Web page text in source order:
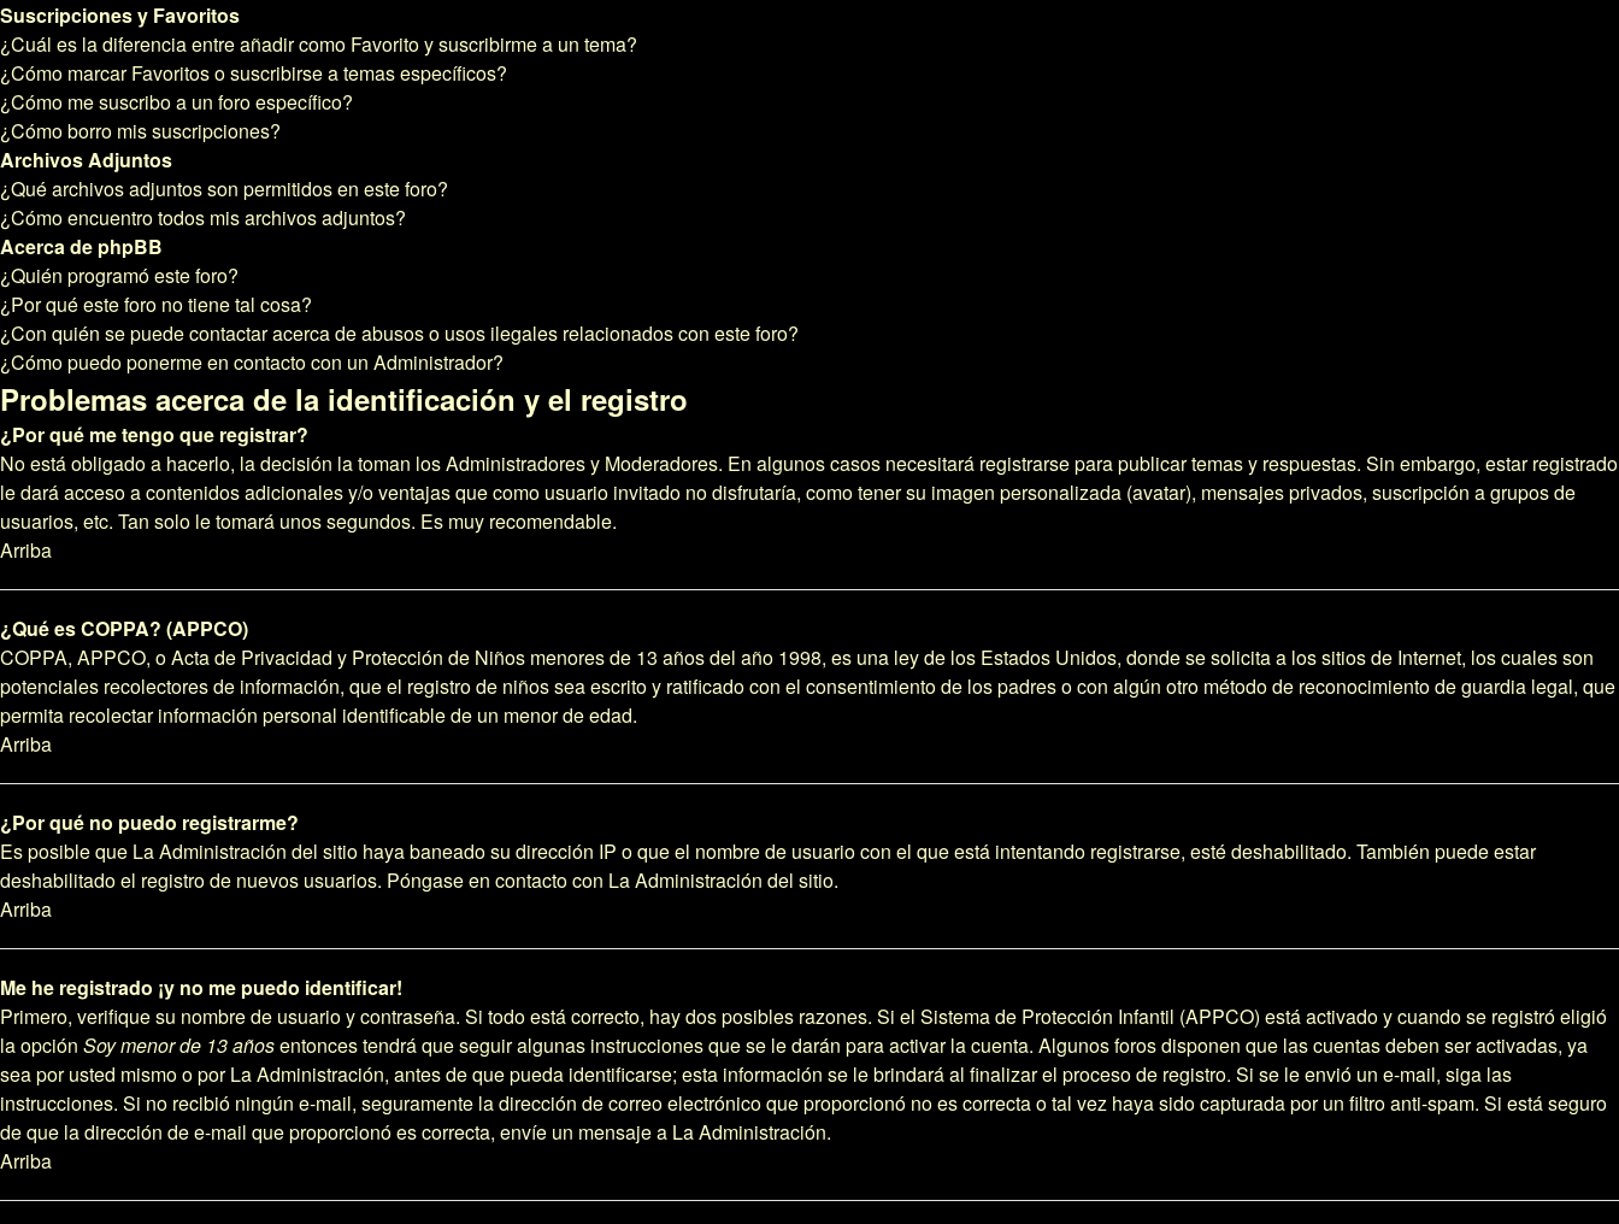
Suscripciones y Favoritos
¿Cuál es la diferencia entre añadir como Favorito y suscribirme a un tema?
¿Cómo marcar Favoritos o suscribirse a temas específicos?
¿Cómo me suscribo a un foro específico?
¿Cómo borro mis suscripciones?
Archivos Adjuntos
¿Qué archivos adjuntos son permitidos en este foro?
¿Cómo encuentro todos mis archivos adjuntos?
Acerca de phpBB
¿Quién programó este foro?
¿Por qué este foro no tiene tal cosa?
¿Con quién se puede contactar acerca de abusos o usos ilegales relacionados con este foro?
¿Cómo puedo ponerme en contacto con un Administrador?
Problemas acerca de la identificación y el registro
¿Por qué me tengo que registrar?
No está obligado a hacerlo, la decisión la toman los Administradores y Moderadores. En algunos casos necesitará registrarse para publicar temas y respuestas. Sin embargo, estar registrado
le dará acceso a contenidos adicionales y/o ventajas que como usuario invitado no disfrutaría, como tener su imagen personalizada (avatar), mensajes privados, suscripción a grupos de
usuarios, etc. Tan solo le tomará unos segundos. Es muy recomendable.
Arriba
¿Qué es COPPA? (APPCO)
COPPA, APPCO, o Acta de Privacidad y Protección de Niños menores de 13 años del año 1998, es una ley de los Estados Unidos, donde se solicita a los sitios de Internet, los cuales son
potenciales recolectores de información, que el registro de niños sea escrito y ratificado con el consentimiento de los padres o con algún otro método de reconocimiento de guardia legal, que
permita recolectar información personal identificable de un menor de edad.
Arriba
¿Por qué no puedo registrarme?
Es posible que La Administración del sitio haya baneado su dirección IP o que el nombre de usuario con el que está intentando registrarse, esté deshabilitado. También puede estar
deshabilitado el registro de nuevos usuarios. Póngase en contacto con La Administración del sitio.
Arriba
Me he registrado ¡y no me puedo identificar!
Primero, verifique su nombre de usuario y contraseña. Si todo está correcto, hay dos posibles razones. Si el Sistema de Protección Infantil (APPCO) está activado y cuando se registró eligió
la opción Soy menor de 13 añosentonces tendrá que seguir algunas instrucciones que se le darán para activar la cuenta. Algunos foros disponen que las cuentas deben ser activadas, ya
sea por usted mismo o por La Administración, antes de que pueda identificarse; esta información se le brindará al finalizar el proceso de registro. Si se le envió un e-mail, siga las
instrucciones. Si no recibió ningún e-mail, seguramente la dirección de correo electrónico que proporcionó no es correcta o tal vez haya sido capturada por un filtro anti-spam. Si está seguro
de que la dirección de e-mail que proporcionó es correcta, envíe un mensaje a La Administración.
Arriba